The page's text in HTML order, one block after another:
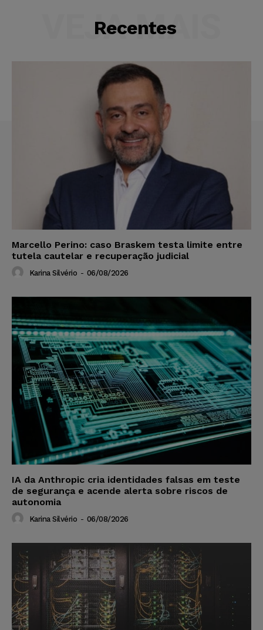
Recentes
VEJA MAIS
Marcello Perino: caso Braskem testa limite entre
tutela cautelar e recuperação judicial
Karina Silvério - 06/08/2026
IA da Anthropic cria identidades falsas em teste
de segurança e acende alerta sobre riscos de
autonomia
Karina Silvério - 06/08/2026